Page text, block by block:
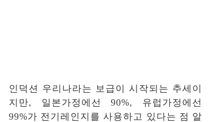
인덕션 우리나라는 보급이 시작되는 추세이
지만, 일본가정에선 90%, 유럽가정에선
99%가 전기레인지를 사용하고 있다는 점 알